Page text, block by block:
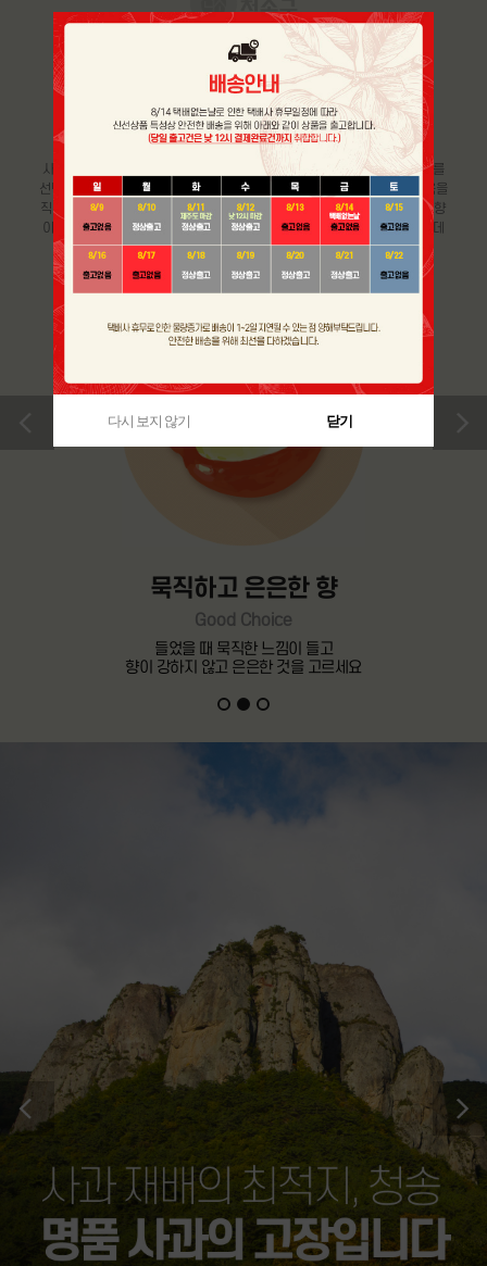
GOOD CHOICE & STORAGE
맛있는 사과 고르는 방법 및
보관 요령
사과의 경우, 표면이 매끈매끈 반짝거리는 것보다 다소 거친 느낌의 사과를
선택하는 것이 좋고 전체적으로 붉은 색을 띄는 것이 좋습니다. 또한, 과육을
직접 만졌을 때, 단단하고 묵직한 느낌으로 향이 지나치게 짙은 사과보다 향
이 은은한 사과가 좋습니다. 사과는 호흡을 하면서 에틸렌 가스를 내뿜는데
다른 과일을 빨리 익게 만드므로 분리해 보관하시는 것이 좋습니다.
>
묵직하고 은은한 향
Good Choice
들었을 때 묵직한 느낌이 들고
향이 강하지 않고 은은한 것을 고르세요
다시 보지 않기 닫기